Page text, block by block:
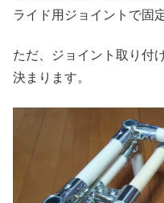
ライド用ジョイントで固
ただ、ジョイント取り付
決まります。